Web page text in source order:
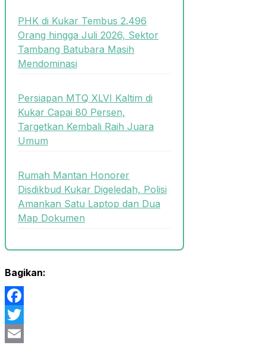
PHK di Kukar Tembus 2.496
Orang hingga Juli 2026, Sektor
Tambang Batubara Masih
Mendominasi
Persiapan MTQ XLVI Kaltim di
Kukar Capai 80 Persen,
Targetkan Kembali Raih Juara
Umum
Rumah Mantan Honorer
Disdikbud Kukar Digeledah, Polisi
Amankan Satu Laptop dan Dua
Map Dokumen
Bagikan:
Facebook
Twitter